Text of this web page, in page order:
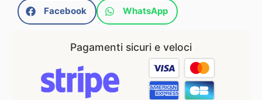
Facebook WhatsApp
Pagamenti sicuri e veloci